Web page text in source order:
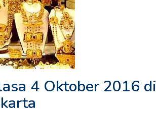
4 Oktober 2016 di